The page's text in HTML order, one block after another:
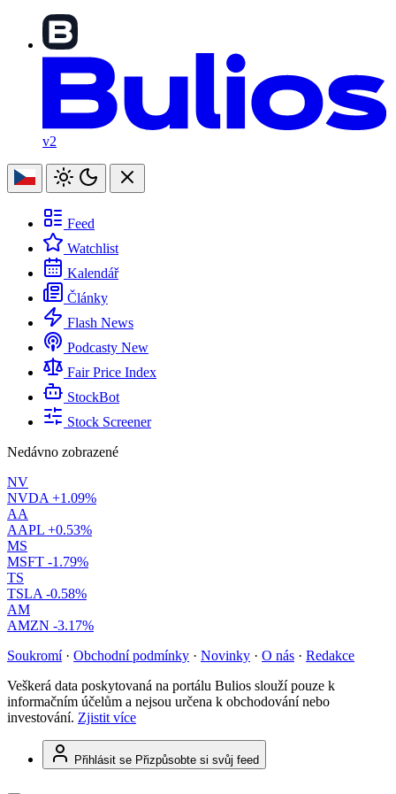
v2
Feed
Watchlist
Kalendář
Články
Flash News
Podcasty New
Fair Price Index
StockBot
Stock Screener
Nedávno zobrazené
NV
NVDA +1.09%
AA
AAPL +0.53%
MS
MSFT -1.79%
TS
TSLA -0.58%
AM
AMZN -3.17%
Soukromí · Obchodní podmínky · Novinky · O nás · Redakce
Veškerá data poskytovaná na portálu Bulios slouží pouze k
informačním účelům a nejsou určena k obchodování nebo
investování. Zjistit více
Přihlásit se Přizpůsobte si svůj feed